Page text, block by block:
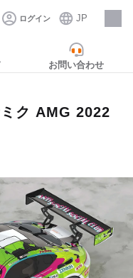
ログイン JP
採用情報
お問い合わせ
ク AMG 2022